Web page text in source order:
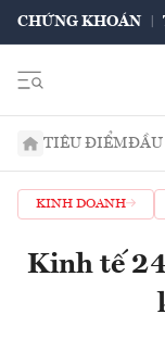
CHỨNG KHOÁN
TIÊU ĐIỂMĐẦU
KINH DOANH
Kinh tế